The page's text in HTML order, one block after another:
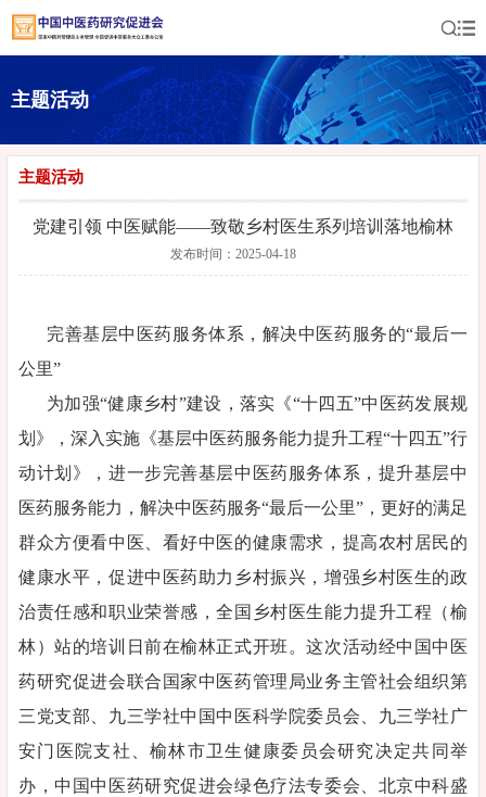
主题活动
主题活动
党建引领 中医赋能——致敬乡村医生系列培训落地榆林
发布时间：2025-04-18
完善基层中医药服务体系，解决中医药服务的“最后一
公里”
为加强“健康乡村”建设，落实《“十四五”中医药发展规
划》，深入实施《基层中医药服务能力提升工程“十四五”行
动计划》，进一步完善基层中医药服务体系，提升基层中
医药服务能力，解决中医药服务“最后一公里”，更好的满足
群众方便看中医、看好中医的健康需求，提高农村居民的
健康水平，促进中医药助力乡村振兴，增强乡村医生的政
治责任感和职业荣誉感，全国乡村医生能力提升工程（榆
林）站的培训日前在榆林正式开班。这次活动经中国中医
药研究促进会联合国家中医药管理局业务主管社会组织第
三党支部、九三学社中国中医科学院委员会、九三学社广
安门医院支社、榆林市卫生健康委员会研究决定共同举
办，中国中医药研究促进会绿色疗法专委会、北京中科盛